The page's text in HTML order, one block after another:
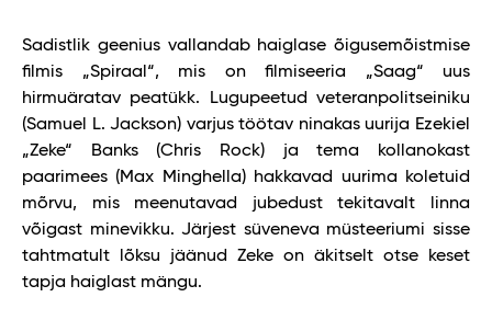
Sadistlik geenius vallandab haiglase õigusemõistmise
filmis „Spiraal“, mis on filmiseeria „Saag“ uus
hirmuäratav peatükk. Lugupeetud veteranpolitseiniku
(Samuel L. Jackson) varjus töötav ninakas uurija Ezekiel
„Zeke“ Banks (Chris Rock) ja tema kollanokast
paarimees (Max Minghella) hakkavad uurima koletuid
mõrvu, mis meenutavad jubedust tekitavalt linna
võigast minevikku. Järjest süveneva müsteeriumi sisse
tahtmatult lõksu jäänud Zeke on äkitselt otse keset
tapja haiglast mängu.